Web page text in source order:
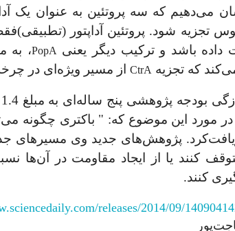
می‌دهیم که سه پروتئین به عنوان یک
تجزیه شود. پروتئین آداپتور
باشد و ترکیب دیگر یعنی PopA، به
که تجزیه CtrA از مسیر ویژه‌ای در
بودجه پژوهشی پنج ساله ای به مبلغ 1.4 ملیون دلار را از
مورد این موضوع که: " باکتری چگونه می
پژوهشهای جدید وی مسیرهای
کنند یا از ایجاد مقاومت در آنها
کنند.